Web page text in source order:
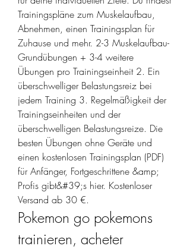
Trainingspläne zum Muskelaufbau,
Abnehmen, einen Trainingsplan für
Zuhause und mehr. 2-3 Muskelaufbau-
Grundübungen + 3-4 weitere
Übungen pro Trainingseinheit 2. Ein
überschwelliger Belastungsreiz bei
jedem Training 3. Regelmäßigkeit der
Trainingseinheiten und der
überschwelligen Belastungsreize. Die
besten Übungen ohne Geräte und
einen kostenlosen Trainingsplan (PDF)
für Anfänger, Fortgeschrittene &amp;
Profis gibt&#39;s hier. Kostenloser
Versand ab 30 €.
Pokemon go pokemons
trainieren, acheter